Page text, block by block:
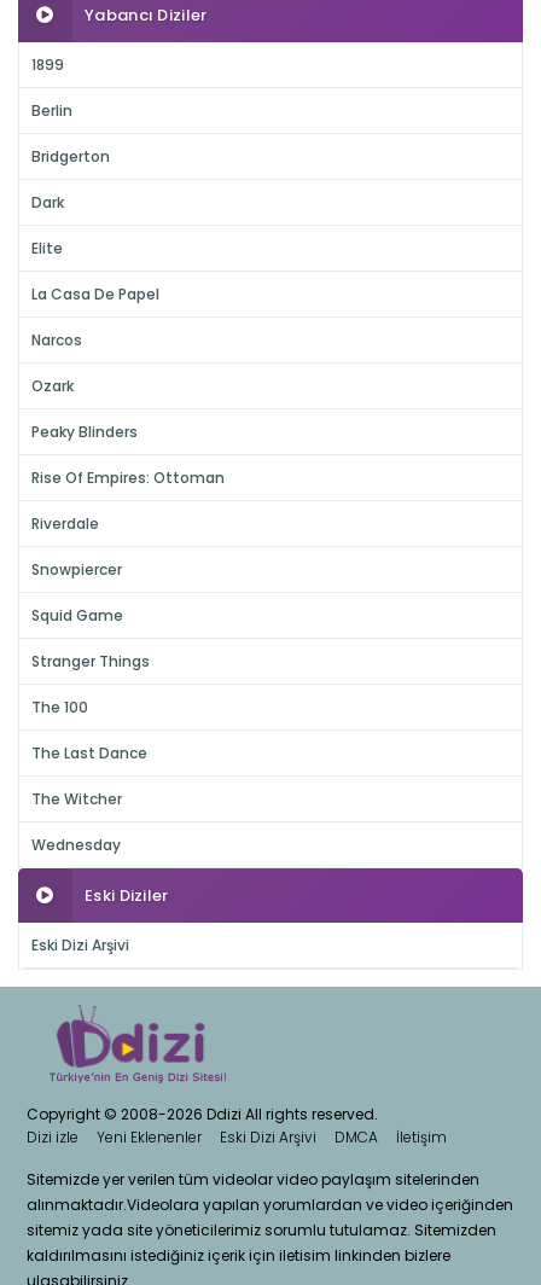
Yabancı Diziler
1899
Berlin
Bridgerton
Dark
Elite
La Casa De Papel
Narcos
Ozark
Peaky Blinders
Rise Of Empires: Ottoman
Riverdale
Snowpiercer
Squid Game
Stranger Things
The 100
The Last Dance
The Witcher
Wednesday
Eski Diziler
Eski Dizi Arşivi
Copyright © 2008-2026 Ddizi All rights reserved.
Dizi izle
Yeni Eklenenler Eski Dizi Arşivi DMCA İletişim
Sitemizde yer verilen tüm videolar video paylaşım sitelerinden
alınmaktadır.Videolara yapılan yorumlardan ve video içeriğinden
sitemiz yada site yöneticilerimiz sorumlu tutulamaz. Sitemizden
kaldırılmasını istediğiniz içerik için iletisim linkinden bizlere
ulasabilirsiniz.